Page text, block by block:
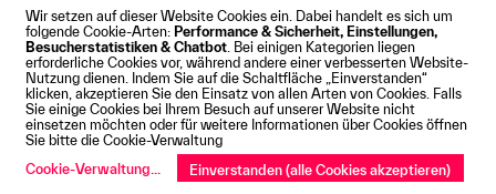
Wir setzen auf dieser Website Cookies ein. Dabei handelt es sich um
folgende Cookie-Arten: Performance & Sicherheit, Einstellungen,
Besucherstatistiken & Chatbot . Bei einigen Kategorien liegen
erforderliche Cookies vor, während andere einer verbesserten Website-
Nutzung dienen. Indem Sie auf die Schaltfläche „Einverstanden“
klicken, akzeptieren Sie den Einsatz von allen Arten von Cookies. Falls
Sie einige Cookies bei Ihrem Besuch auf unserer Website nicht
einsetzen möchten oder für weitere Informationen über Cookies öffnen
Sie bitte die Cookie-Verwaltung
Cookie-Verwaltung
Einverstanden (alle Cookies akzeptieren)
Wir empfehlen, die Titeldaten über denPickerin Citavi
aufzunehmen. Achten Sie bei Büchern darauf, das
Gesamtbuchs und kein Einzelkapitel anzuklicken.
Einzelne Treffer können zwar auch als RIS exportiert
werden, der Picker geht aber meist schneller und liefert
häufig auch gleich das Volltext-PDF mit in Citavi. Ein
Impressum Datenschutz Cookies
Barrierefreiheit
Kontakt Presse Anfahrt Intranet Webmail
© Technische Hochschule Augsburg